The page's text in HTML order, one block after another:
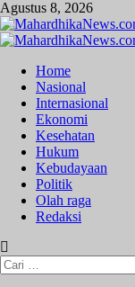
Skip
to
content
Agustus 8, 2026
Primary
Home
Nasional
Internasional
Ekonomi
Kesehatan
Hukum
Kebudayaan
Politik
Olah raga
Redaksi
Cari
untuk: